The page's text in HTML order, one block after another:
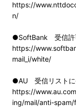
https://
n/
●SoftBank 受信許
https://
mail_i/white/
●AU 受信リストに
https://
ing/mail/anti-